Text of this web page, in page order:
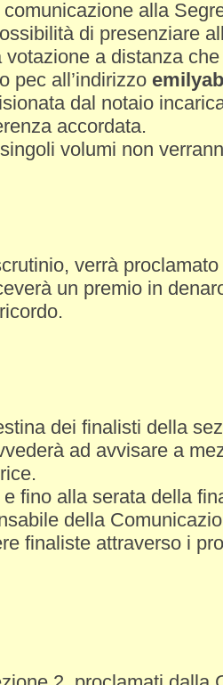
alla
di presenziare
votazione a distanza
pec all’indirizzo
dal notaio
accordata.
volumi non
verrà
un premio in
dei finalisti della
ad avvisare a
fino alla serata della
della
finaliste attraverso i